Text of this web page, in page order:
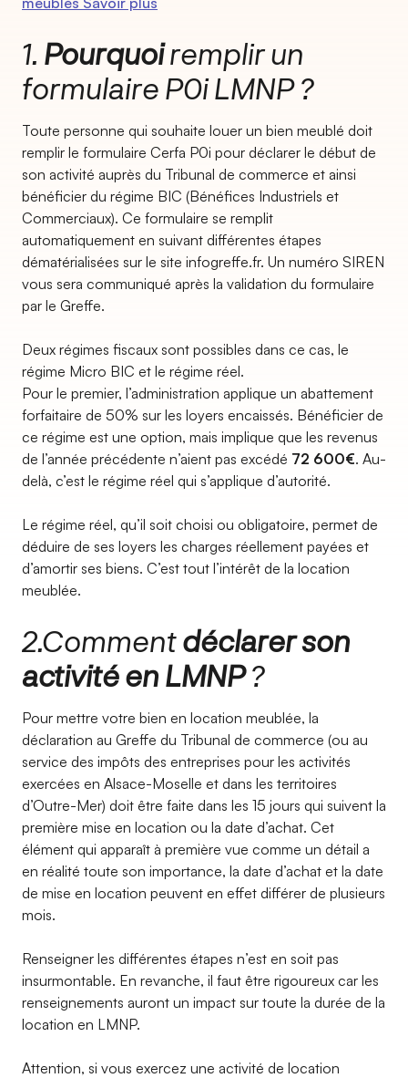
1. Pourquoiremplir un
formulaire P0i LMNP ?
Toute personne qui souhaite louer un bien meublé doit
remplir le formulaire Cerfa P0i pour déclarer le début de
son activité auprès du Tribunal de commerce et ainsi
bénéficier du régime BIC (Bénéfices Industriels et
Commerciaux). Ce formulaire se remplit
automatiquement en suivant différentes étapes
dématérialisées sur le site infogreffe.fr. Un numéro SIREN
vous sera communiqué après la validation du formulaire
par le Greffe.
Deux régimes fiscaux sont possibles dans ce cas, le
régime Micro BIC et le régime réel.
Pour le premier, l’administration applique un abattement
forfaitaire de 50% sur les loyers encaissés. Bénéficier de
ce régime est une option, mais implique que les revenus
de l’année précédente n’aient pas excédé 72 600€. Au-
delà, c’est le régime réel qui s’applique d’autorité.
Le régime réel, qu’il soit choisi ou obligatoire, permet de
déduire de ses loyers les charges réellement payées et
d’amortir ses biens. C’est tout l’intérêt de la location
meublée.
2.Commentdéclarer son
activité en LMNP?
Pour mettre votre bien en location meublée, la
déclaration au Greffe du Tribunal de commerce (ou au
service des impôts des entreprises pour les activités
exercées en Alsace-Moselle et dans les territoires
d’Outre-Mer) doit être faite dans les 15 jours qui suivent la
première mise en location ou la date d’achat. Cet
élément qui apparaît à première vue comme un détail a
en réalité toute son importance, la date d’achat et la date
de mise en location peuvent en effet différer de plusieurs
mois.
Renseigner les différentes étapes n’est en soit pas
insurmontable. En revanche, il faut être rigoureux car les
renseignements auront un impact sur toute la durée de la
location en LMNP.
Attention, si vous exercez une activité de location